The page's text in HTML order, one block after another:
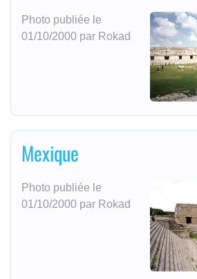
Photo publiée le
01/10/2000 par Rokad
Mexique
Photo publiée le
01/10/2000 par Rokad